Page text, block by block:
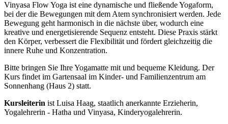
Vinyasa Flow Yoga ist eine dynamische und fließende Yogaform,
bei der die Bewegungen mit dem Atem synchronisiert werden. Jede
Bewegung geht harmonisch in die nächste über, wodurch eine
kreative und energetisierende Sequenz entsteht. Diese Praxis stärkt
den Körper, verbessert die Flexibilität und fördert gleichzeitig die
innere Ruhe und Konzentration.
Bitte bringen Sie Ihre Yogamatte mit und bequeme Kleidung. Der
Kurs findet im Gartensaal im Kinder- und Familienzentrum am
Sonnenhang (Haus 2) statt.
Kursleiterin ist Luisa Haag, staatlich anerkannte Erzieherin,
Yogalehrerin - Hatha und Vinyasa, Kinderyogalehrerin.